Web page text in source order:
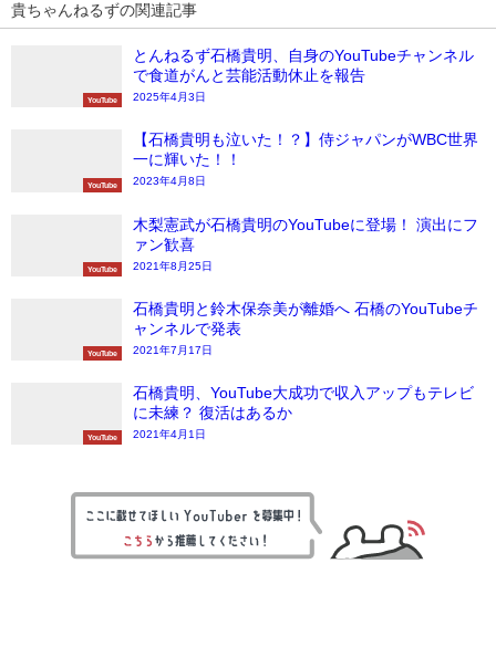
貴ちゃんねるずの関連記事
YouTube
とんねるず石橋貴明、自身のYouTubeチャンネル
で食道がんと芸能活動休止を報告
2025年4月3日
YouTube
【石橋貴明も泣いた！？】侍ジャパンがWBC世界
一に輝いた！！
2023年4月8日
YouTube
木梨憲武が石橋貴明のYouTubeに登場！ 演出にフ
ァン歓喜
2021年8月25日
YouTube
石橋貴明と鈴木保奈美が離婚へ 石橋のYouTubeチ
ャンネルで発表
2021年7月17日
YouTube
石橋貴明、YouTube大成功で収入アップもテレビ
に未練？ 復活はあるか
2021年4月1日